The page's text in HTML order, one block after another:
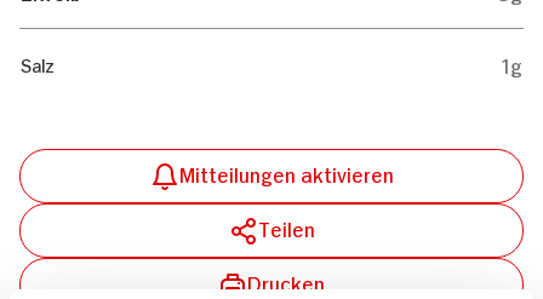
Salz 1g
Mitteilungen aktivieren
Teilen
Drucken